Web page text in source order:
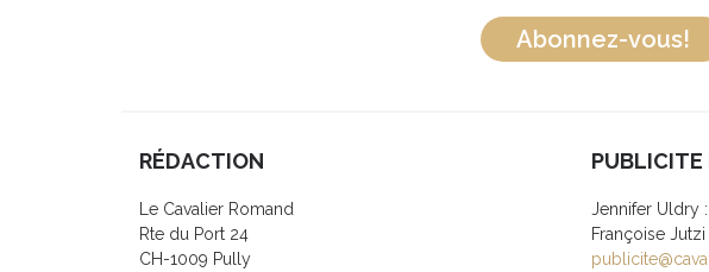
Abonnez-vous!
RÉDACTION
Le Cavalier Romand
Rte du Port 24
CH-1009 Pully
PUBLICITE
Jennifer Uldry
Françoise